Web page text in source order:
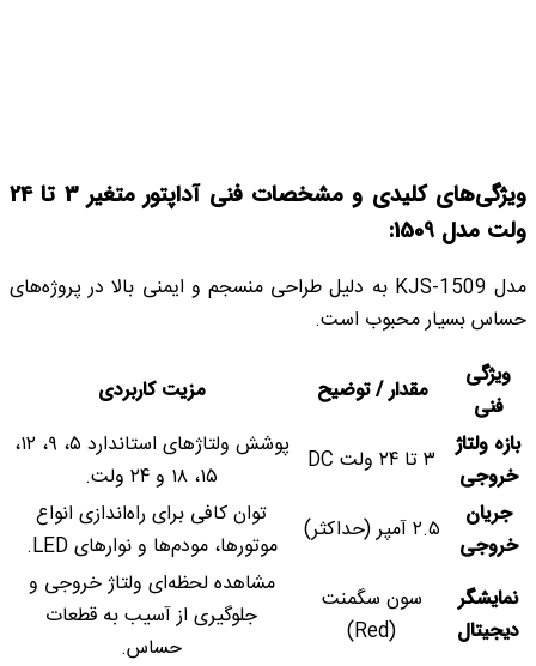
ویژگی‌های کلیدی و مشخصات فنی
آداپتور متغیر 3 تا 24
ولت مدل 1509:
مدل KJS-1509 به دلیل طراحی منسجم و ایمنی بالا در پروژه‌های
حساس بسیار محبوب است.
ویژگی
فنی
مقدار / توضیح
مزیت کاربردی
بازه ولتاژ
خروجی
۳ تا ۲۴ ولت DC
پوشش ولتاژهای استاندارد ۵، ۹، ۱۲،
۱۵، ۱۸ و ۲۴ ولت.
جریان
خروجی
۲.۵ آمپر (حداکثر)
توان کافی برای راه‌اندازی انواع
موتورها، مودم‌ها و نوارهای LED.
نمایشگر
دیجیتال
سون سگمنت
(Red)
مشاهده لحظه‌ای ولتاژ خروجی و
جلوگیری از آسیب به قطعات
حساس.